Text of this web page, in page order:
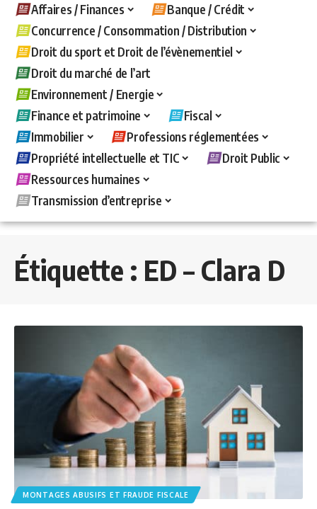
Affaires / Finances
Banque / Crédit
Concurrence / Consommation / Distribution
Droit du sport et Droit de l’évènementiel
Droit du marché de l’art
Environnement / Energie
Finance et patrimoine
Fiscal
Immobilier
Professions réglementées
Propriété intellectuelle et TIC
Droit Public
Ressources humaines
Transmission d’entreprise
Étiquette : ED – Clara D
MONTAGES ABUSIFS ET FRAUDE FISCALE